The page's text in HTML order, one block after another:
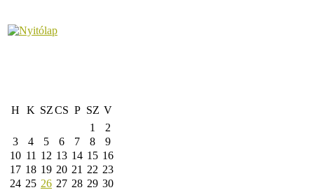
H K SZCS P SZ V
1
2
3
4 5 6 7 8
9
10 11 12 13 14 15 16
17 18 19 20 21 22 23
24 25 26 27 28 29 30